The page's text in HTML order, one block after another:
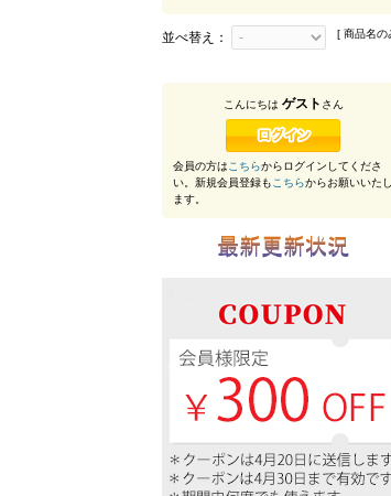
並べ替え： [ 商品名
こんにちは ゲスト さん
会員の方はこちらからログインしてくださ
い。新規会員登録もこちらからお願いいたし
ます。